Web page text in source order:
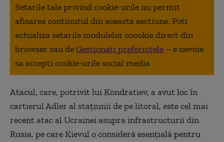
Setarile tale privind cookie-urile nu permit
afisarea continutul din aceasta sectiune. Poti
actualiza setarile modulelor coookie direct din
browser sau deGestionați preferințele – e nevoie
sa accepti cookie-urile social media
Atacul, care, potrivit lui Kondratiev, a avut loc în
cartierul Adler al staţiunii de pe litoral, este cel mai
recent atac al Ucrainei asupra infrastructurii din
Rusia, pe care Kievul o consideră esenţială pentru